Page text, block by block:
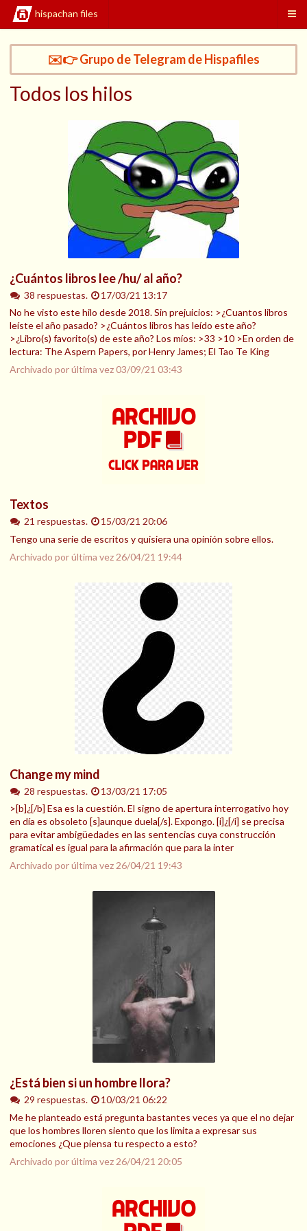
hispachan files
✉️👉 Grupo de Telegram de Hispafiles
Todos los hilos
¿Cuántos libros lee /hu/ al año?
38 respuestas.
17/03/21 13:17
No he visto este hilo desde 2018. Sin prejuicios: >¿Cuantos libros
leíste el año pasado? >¿Cuántos libros has leído este año?
>¿Libro(s) favorito(s) de este año? Los míos: >33 >10 >En orden de
lectura: The Aspern Papers, por Henry James; El Tao Te King
Archivado por última vez03/09/21 03:43
Textos
21 respuestas.
15/03/21 20:06
Tengo una serie de escritos y quisiera una opinión sobre ellos.
Archivado por última vez 26/04/21 19:44
Change my mind
28 respuestas.
13/03/21 17:05
>[b]¿[/b] Esa es la cuestión. El signo de apertura interrogativo hoy
en día es obsoleto [s]aunque duela[/s]. Expongo. [i]¿[/i] se precisa
para evitar ambigüedades en las sentencias cuya construcción
gramatical es igual para la afirmación que para la inter
Archivado por última vez 26/04/21 19:43
¿Está bien si un hombre llora?
29 respuestas.
10/03/21 06:22
Me he planteado está pregunta bastantes veces ya que el no dejar
que los hombres lloren siento que los limita a expresar sus
emociones ¿Que piensa tu respecto a esto?
Archivado por última vez 26/04/21 20:05